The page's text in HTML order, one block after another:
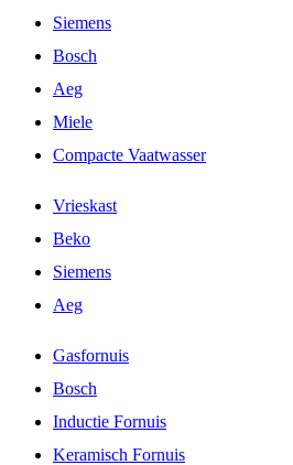
Siemens
Bosch
Aeg
Miele
Compacte Vaatwasser
Vrieskast
Beko
Siemens
Aeg
Gasfornuis
Bosch
Inductie Fornuis
Keramisch Fornuis